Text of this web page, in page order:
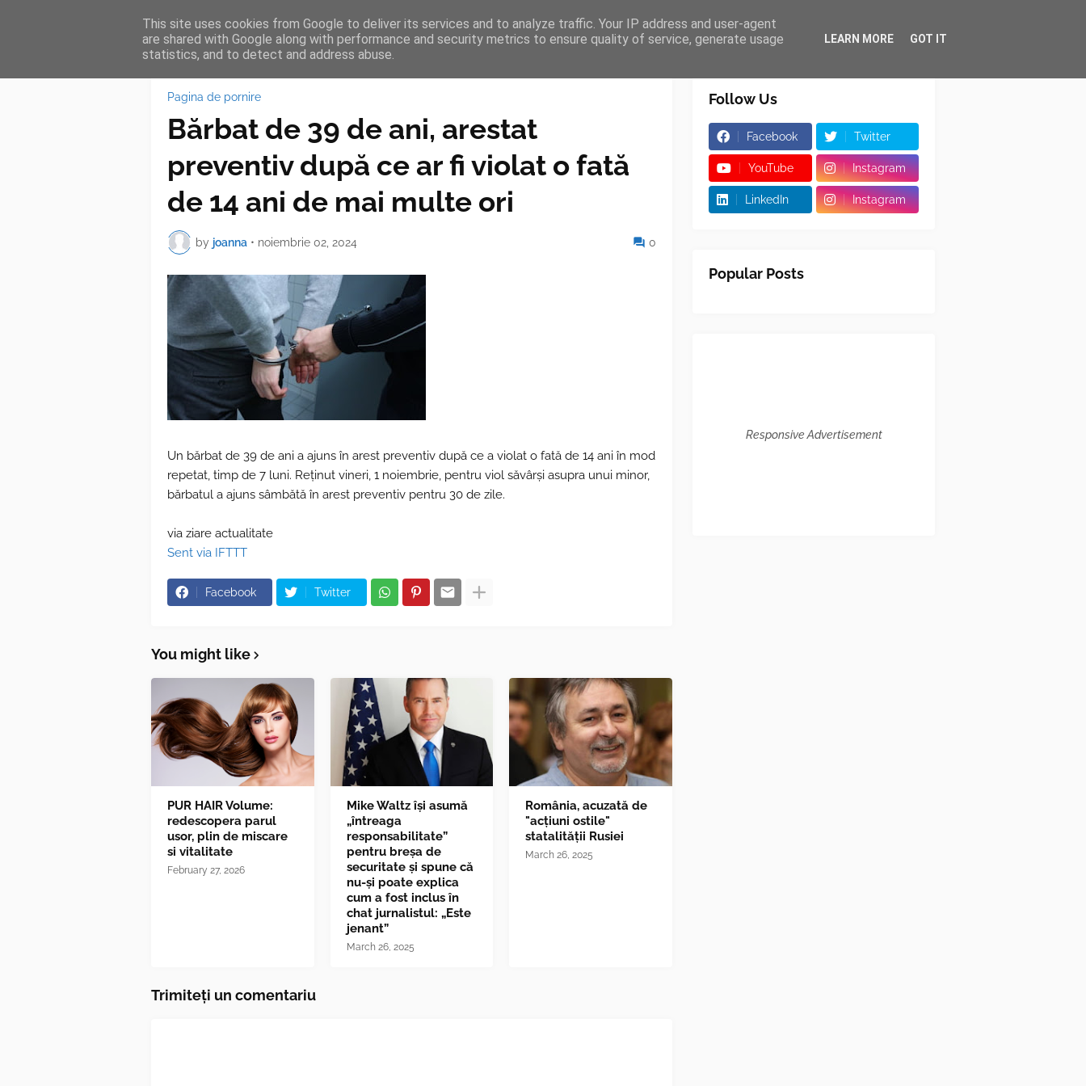
HOME FEATURES BLOGGER TIPOGRAPHY SHORTCODES
Pagina de pornire
Bărbat de 39 de ani, arestat
preventiv după ce ar fi violat o fată
de 14 ani de mai multe ori
by joanna • noiembrie 02, 2024 0
Un bărbat de 39 de ani a ajuns în arest preventiv după ce a violat o fată de 14 ani în mod
repetat, timp de 7 luni. Reținut vineri, 1 noiembrie, pentru viol săvârși asupra unui minor,
bărbatul a ajuns sâmbătă în arest preventiv pentru 30 de zile.
via ziare actualitate
Sent via IFTTT
Facebook Twitter
You might like
PUR HAIR Volume:
redescopera parul
usor, plin de miscare
si vitalitate
February 27, 2026
Mike Waltz îşi asumă
„întreaga
responsabilitate”
pentru breşa de
securitate și spune că
nu-și poate explica
cum a fost inclus în
chat jurnalistul: „Este
jenant”
March 26, 2025
România, acuzată de
"acțiuni ostile"
statalității Rusiei
March 26, 2025
Trimiteți un comentariu
Follow Us
Facebook Twitter
YouTube Instagram
LinkedIn Instagram
Popular Posts
Responsive Advertisement
This site uses cookies from Google to deliver its services and to analyze traffic. Your IP address and user-agent
are shared with Google along with performance and security metrics to ensure quality of service, generate usage
statistics, and to detect and address abuse.
LEARN MORE GOT IT